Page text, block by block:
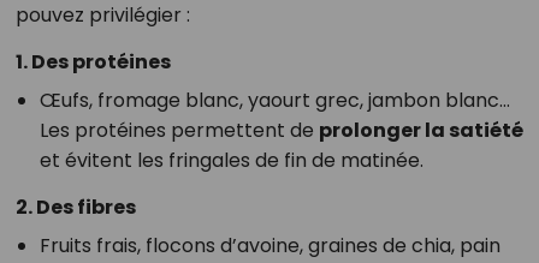
pouvez privilégier :
1. Des protéines
Œufs, fromage blanc, yaourt grec, jambon blanc…
Les protéines permettent de prolonger la satiété
et évitent les fringales de fin de matinée.
2. Des fibres
Fruits frais, flocons d’avoine, graines de chia, pain